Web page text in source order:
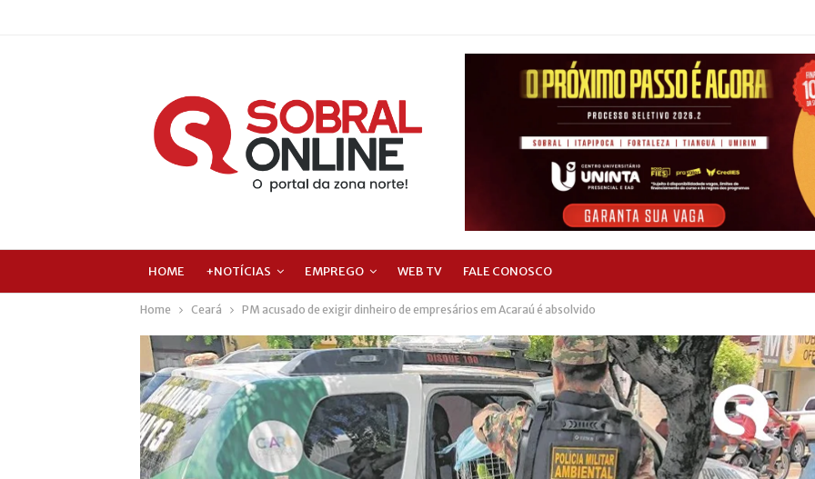
HOME +NOTÍCIAS EMPREGO WEB TV FALE CONOSCO
Home Ceará PM acusado de exigir dinheiro de empresários em Acaraú é absolvido